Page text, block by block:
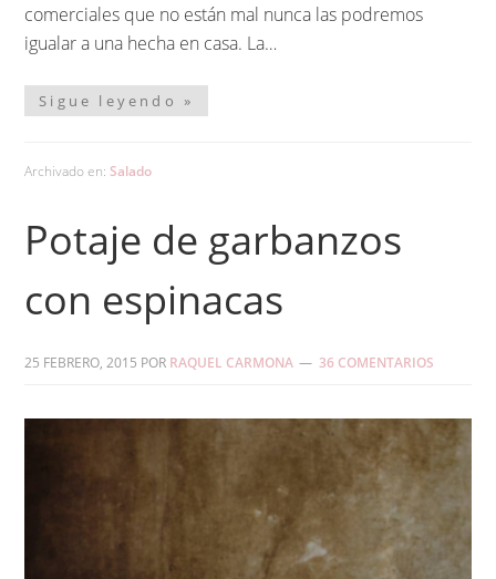
comerciales que no están mal nunca las podremos
igualar a una hecha en casa. La…
Sigue leyendo »
Archivado en: Salado
Potaje de garbanzos
con espinacas
25 FEBRERO, 2015 POR RAQUEL CARMONA 36 COMENTARIOS